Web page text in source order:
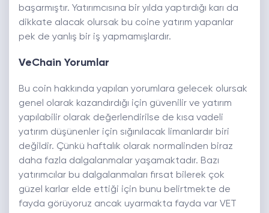
başarmıştır. Yatırımcısına bir yılda yaptırdığı karı da
dikkate alacak olursak bu coine yatırım yapanlar
pek de yanlış bir iş yapmamışlardır.
VeChain Yorumlar
Bu coin hakkında yapılan yorumlara gelecek olursak
genel olarak kazandırdığı için güvenilir ve yatırım
yapılabilir olarak değerlendirilse de kısa vadeli
yatırım düşünenler için sığınılacak limanlardır biri
değildir. Çünkü haftalık olarak normalinden biraz
daha fazla dalgalanmalar yaşamaktadır. Bazı
yatırımcılar bu dalgalanmaları fırsat bilerek çok
güzel karlar elde ettiği için bunu belirtmekte de
fayda görüyoruz ancak uyarmakta fayda var VET